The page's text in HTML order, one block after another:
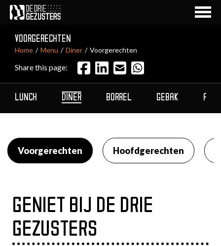
VOORGERECHTEN
Home Menu Diner Voorgerechten
Share this page:
LUNCH DINER BORREL GEBAK
Voorgerechten Hoofdgerechten
GENIET BIJ DE DRIE
GEZUSTERS